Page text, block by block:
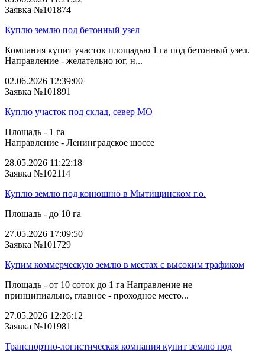
Заявка №101874
Куплю землю под бетонный узел
Компания купит участок площадью 1 га под бетонный узел.
Направление - желательно юг, н...
02.06.2026 12:39:00
Заявка №101891
Куплю участок под склад, север МО
Площадь - 1 га
Направление - Ленинградское шоссе
28.05.2026 11:22:18
Заявка №102114
Куплю землю под конюшню в Мытищинском г.о.
Площадь - до 10 га
27.05.2026 17:09:50
Заявка №101729
Купим коммерческую землю в местах с высоким трафиком
Площадь - от 10 соток до 1 га Направление не
принципиально, главное - проходное место...
27.05.2026 12:26:12
Заявка №101981
Транспортно-логистическая компания купит землю под